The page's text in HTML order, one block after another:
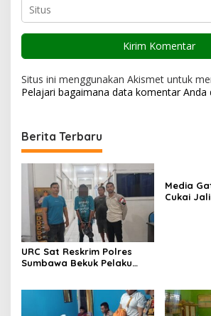
Situs ini menggunakan Akismet untuk
Pelajari bagaimana data komentar Anda
Berita Terbaru
URC Sat Reskrim Polres
Sumbawa Bekuk Pelaku
Media
Cukai